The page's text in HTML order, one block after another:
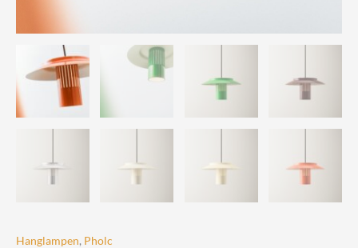
Hanglampen, Pholc